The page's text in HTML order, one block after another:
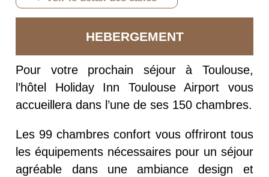
HEBERGEMENT
Pour votre prochain séjour à Toulouse,
l’hôtel Holiday Inn Toulouse Airport vous
accueillera dans l’une de ses 150 chambres.
Les 99 chambres confort vous offriront tous
les équipements nécessaires pour un séjour
agréable dans une ambiance design et